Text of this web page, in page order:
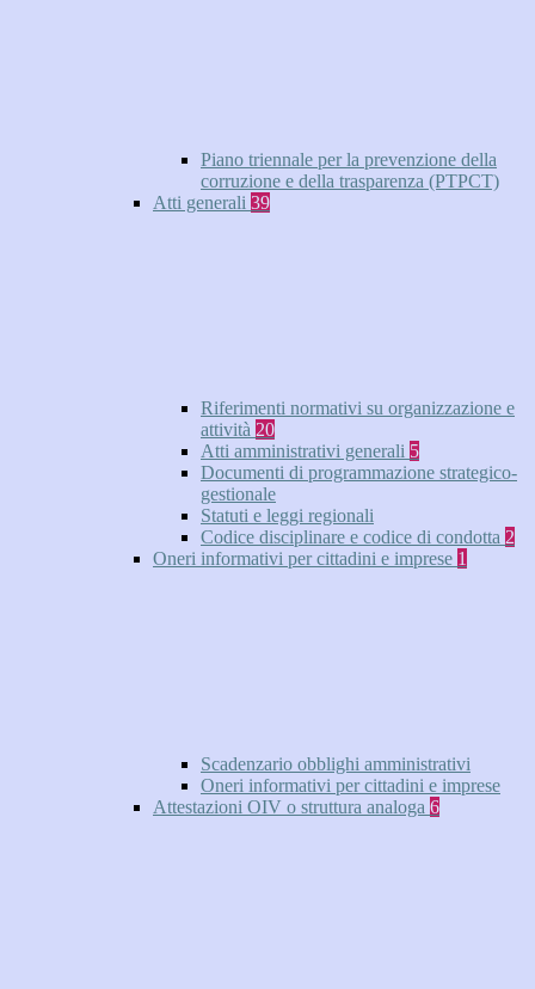
Piano triennale per la prevenzione della
corruzione e della trasparenza (PTPCT)
Atti generali 39
Riferimenti normativi su organizzazione e
attività 20
Atti amministrativi generali 5
Documenti di programmazione strategico-
gestionale
Statuti e leggi regionali
Codice disciplinare e codice di condotta 2
Oneri informativi per cittadini e imprese 1
Scadenzario obblighi amministrativi
Oneri informativi per cittadini e imprese
Attestazioni OIV o struttura analoga 6